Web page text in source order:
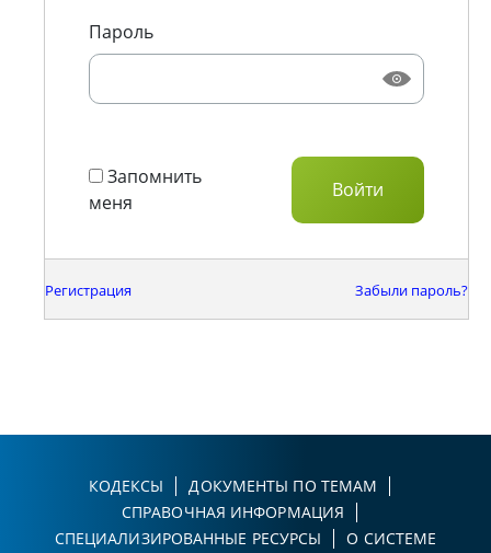
Пароль
Запомнить
меня
Регистрация Забыли пароль?
КОДЕКСЫ
ДОКУМЕНТЫ ПО ТЕМАМ
СПРАВОЧНАЯ ИНФОРМАЦИЯ
СПЕЦИАЛИЗИРОВАННЫЕ РЕСУРСЫ
О СИСТЕМЕ